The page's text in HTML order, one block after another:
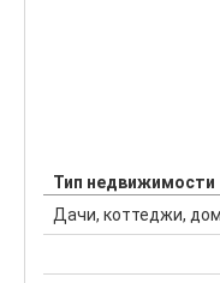
Тип недвижимости
Дачи, коттеджи,